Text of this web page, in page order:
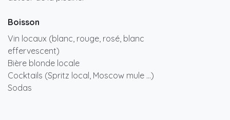
Boisson
Vin locaux (blanc, rouge, rosé, blanc
effervescent)
Bière blonde locale
Cocktails (Spritz local, Moscow mule ...)
Sodas